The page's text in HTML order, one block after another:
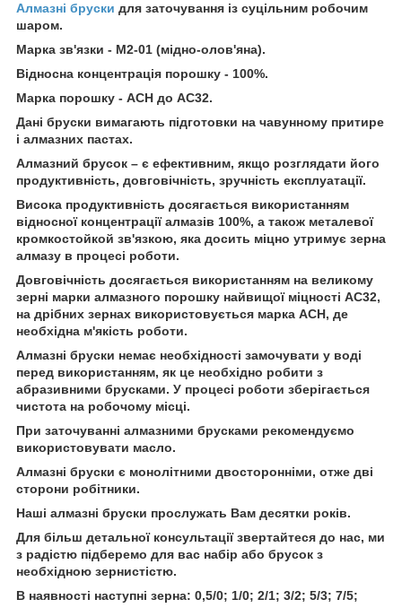
Алмазні бруски для заточування із суцільним робочим
шаром.
Марка зв'язки - М2-01 (мідно-олов'яна).
Відносна концентрація порошку - 100%.
Марка порошку - ACH до АС32.
Дані бруски вимагають підготовки на чавунному притире
і алмазних пастах.
Алмазний брусок – є ефективним, якщо розглядати його
продуктивність, довговічність, зручність експлуатації.
Висока продуктивність досягається використанням
відносної концентрації алмазів 100%, а також металевої
кромкостойкой зв'язкою, яка досить міцно утримує зерна
алмазу в процесі роботи.
Довговічність досягається використанням на великому
зерні марки алмазного порошку найвищої міцності АС32,
на дрібних зернах використовується марка АСН, де
необхідна м'якість роботи.
Алмазні бруски немає необхідності замочувати у воді
перед використанням, як це необхідно робити з
абразивними брусками. У процесі роботи зберігається
чистота на робочому місці.
При заточуванні алмазними брусками рекомендуємо
використовувати масло.
Алмазні бруски є монолітними двосторонніми, отже дві
сторони робітники.
Наші алмазні бруски прослужать Вам десятки років.
Для більш детальної консультації звертайтеся до нас, ми
з радістю підберемо для вас набір або брусок з
необхідною зернистістю.
В наявності наступні зерна: 0,5/0; 1/0; 2/1; 3/2; 5/3; 7/5;